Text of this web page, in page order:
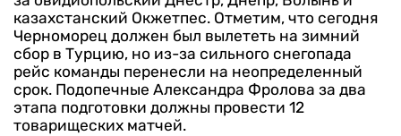
казахстанский Окжетпес. Отметим, что сегодня
Черноморец должен был вылететь на зимний
сбор в Турцию, но из-за сильного снегопада
рейс команды перенесли на неопределенный
срок. Подопечные Александра Фролова за два
этапа подготовки должны провести 12
товарищеских матчей.